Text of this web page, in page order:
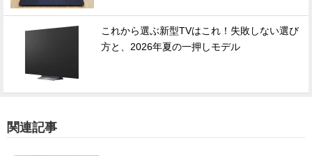
これから選ぶ新型TVはこれ！失敗しない選び
方と、2026年夏の一押しモデル
関連記事